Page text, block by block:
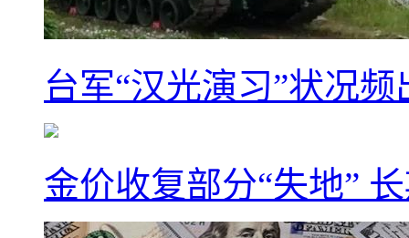
台军“汉光演习”状况
金价收复部分“失地”